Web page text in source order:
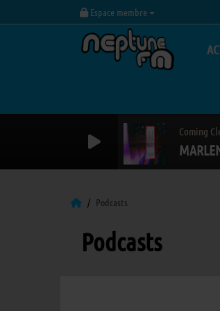
Espace membre
Coming
Podcasts
Podcasts